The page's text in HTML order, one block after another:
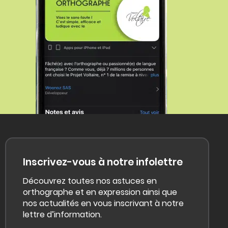
Inscrivez-vous à notre infolettre
Découvrez toutes nos astuces en
orthographe et en expression ainsi que
nos actualités en vous inscrivant à notre
lettre d’information.